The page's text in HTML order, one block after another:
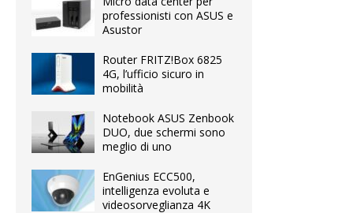
professionisti con ASUS e
Asustor
Router FRITZ!Box 6825
4G, l’ufficio sicuro in
mobilità
Notebook ASUS Zenbook
DUO, due schermi sono
meglio di uno
EnGenius ECC500,
intelligenza evoluta e
videosorveglianza 4K